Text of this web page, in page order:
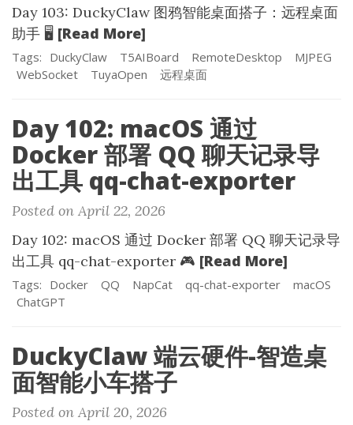
Day 103: DuckyClaw 图鸦智能桌面搭子：远程桌面
助手 🖥️ [Read More]
Tags: DuckyClaw T5AIBoard RemoteDesktop
MJPEG
WebSocket
TuyaOpen 远程桌面
Day 102: macOS 通过
Docker 部署 QQ 聊天记录导
出工具 qq-chat-exporter
Posted on April 22, 2026
Day 102: macOS 通过 Docker 部署 QQ 聊天记录导
出工具 qq-chat-exporter 🎮 [Read More]
Tags: Docker QQ NapCat qq-chat-exporter
macOS
ChatGPT
DuckyClaw 端云硬件-智造桌
面智能小车搭子
Posted on April 20, 2026